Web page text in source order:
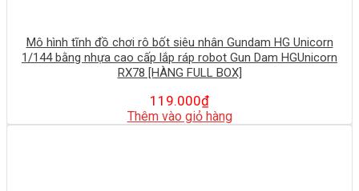
Mô hình tĩnh đồ chơi rô bốt siêu nhân Gundam HG Unicorn
1/144 bằng nhựa cao cấp lắp ráp robot Gun Dam HGUnicorn
RX78 [HÀNG FULL BOX]
119.000₫
Thêm vào giỏ hàng